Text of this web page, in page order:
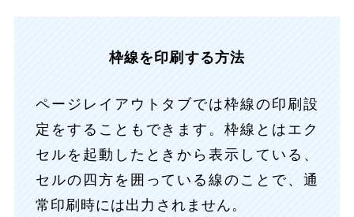
枠線を印刷する方法
ページレイアウトタブでは枠線の印刷設
定をすることもできます。枠線とはエク
セルを起動したときから表示している、
セルの四方を囲っている線のことで、通
常印刷時には出力されません。